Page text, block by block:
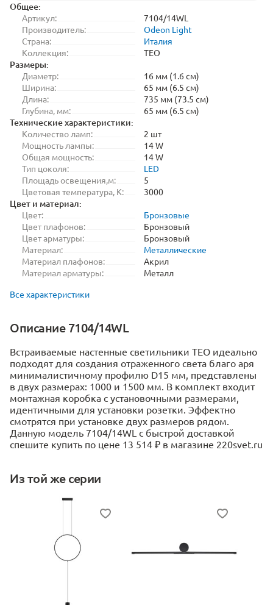
Общее:
Артикул:
7104/14WL
Производитель:
Odeon Light
Страна:
Италия
Коллекция:
TEO
Размеры:
Диаметр:
16 мм (1.6 см)
Ширина:
65 мм (6.5 см)
Длина:
735 мм (73.5 см)
Глубина, мм:
65 мм (6.5 см)
Технические характеристики:
Количество ламп:
2 шт
Мощность лампы:
14 W
Общая мощность:
14 W
Тип цоколя:
LED
Площадь освещения,м:
5
Цветовая температура, K:
3000
Цвет и материал:
Цвет:
Бронзовые
Цвет плафонов:
Бронзовый
Цвет арматуры:
Бронзовый
Материал:
Металлические
Материал плафонов:
Акрил
Материал арматуры:
Металл
Все характеристики
Описание 7104/14WL
Встраиваемые настенные светильники TEO идеально
подходят для создания отраженного света благо аря
минималистичному профилю D15 мм, представлены
в двух размерах: 1000 и 1500 мм. В комплект входит
монтажная коробка с установочными размерами,
идентичными для установки розетки. Эффектно
смотрятся при установке двух размеров рядом.
Данную модель 7104/14WL с быстрой доставкой
спешите купить по цене 13 514 ₽ в магазине 220svet.ru
Из той же серии